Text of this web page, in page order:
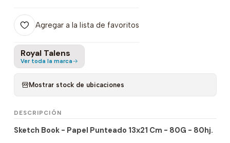
Agregar a la lista de favoritos
Royal Talens
Ver toda la marca
Mostrar stock de ubicaciones
DESCRIPCIÓN
Sketch Book - Papel Punteado 13x21 Cm - 80G - 80hj.